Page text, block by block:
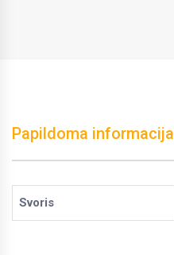
Papildoma informacija
Svoris